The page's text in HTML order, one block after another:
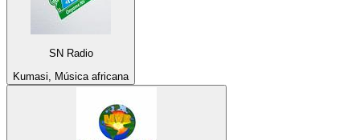
SN Radio
Kumasi, Música africana